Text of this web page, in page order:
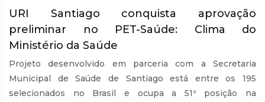
URI Santiago conquista aprovação
preliminar no PET-Saúde: Clima do
Ministério da Saúde
Projeto desenvolvido em parceria com a Secretaria
Municipal de Saúde de Santiago está entre os 195
selecionados no Brasil e ocupa a 51ª posição na